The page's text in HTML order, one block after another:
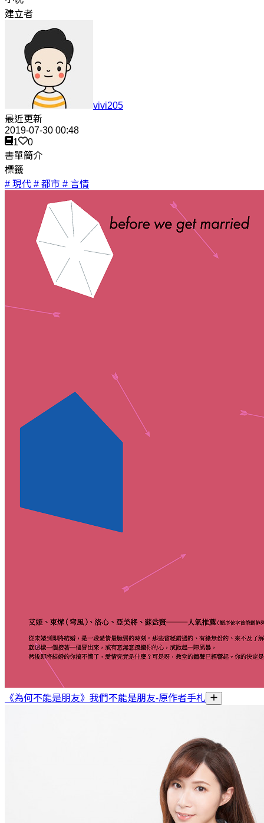
建立者
vivi205
最近更新
2019-07-30 00:48
1
0
書單簡介
標籤
# 現代 # 都市 # 言情
《為何不能是朋友》我們不能是朋友-原作者手札